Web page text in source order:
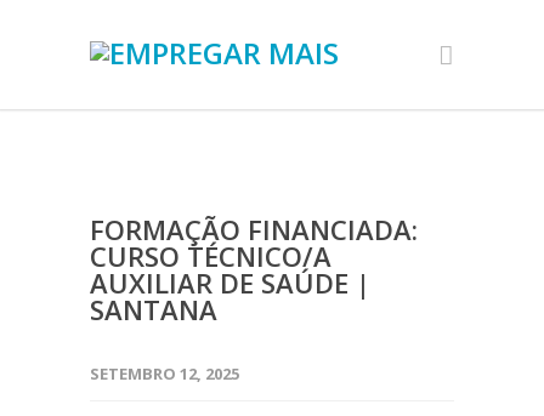
FORMAÇÃO FINANCIADA:
CURSO TÉCNICO/A
AUXILIAR DE SAÚDE |
SANTANA
SETEMBRO 12, 2025